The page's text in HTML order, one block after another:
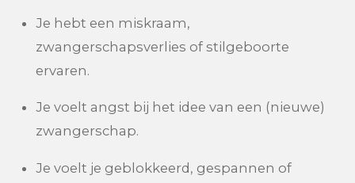
Je hebt een miskraam,
zwangerschapsverlies of stilgeboorte
ervaren.
Je voelt angst bij het idee van een (nieuwe)
zwangerschap.
Je voelt je geblokkeerd, gespannen of